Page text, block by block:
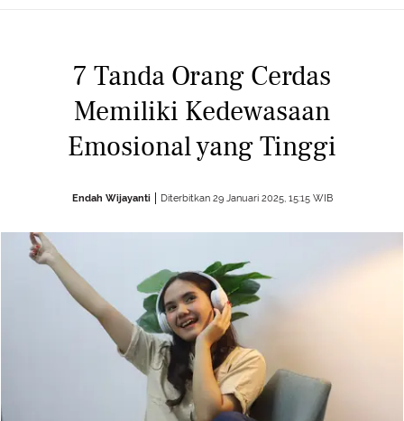
7 Tanda Orang Cerdas
Memiliki Kedewasaan
Emosional yang Tinggi
Endah Wijayanti Diterbitkan 29 Januari 2025, 15:15 WIB